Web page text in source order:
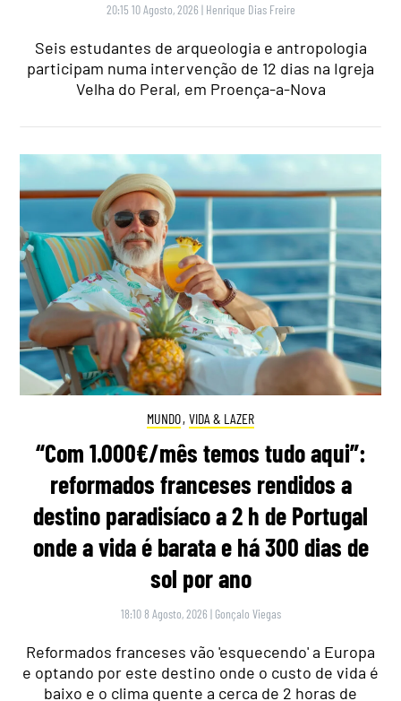
20:15 10 Agosto, 2026 | Henrique Dias Freire
Seis estudantes de arqueologia e antropologia
participam numa intervenção de 12 dias na Igreja
Velha do Peral, em Proença-a-Nova
MUNDO, VIDA & LAZER
“Com 1.000€/mês temos tudo aqui”:
reformados franceses rendidos a
destino paradisíaco a 2 h de Portugal
onde a vida é barata e há 300 dias de
sol por ano
18:10 8 Agosto, 2026 | Gonçalo Viegas
Reformados franceses vão 'esquecendo' a Europa
e optando por este destino onde o custo de vida é
baixo e o clima quente a cerca de 2 horas de